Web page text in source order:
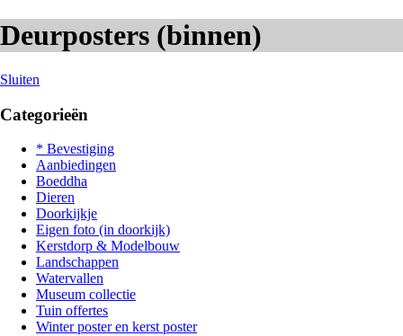
Deurposters (binnen)
Sluiten
Categorieën
* Bevestiging
Aanbiedingen
Boeddha
Dieren
Doorkijkje
Eigen foto (in doorkijk)
Kerstdorp & Modelbouw
Landschappen
Watervallen
Museum collectie
Tuin offertes
Winter poster en kerst poster